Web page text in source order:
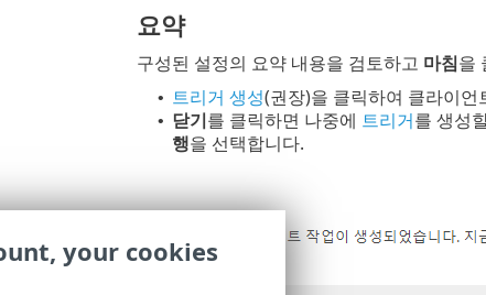
요약
구성된 설정의 요약 내용을 검토하고 마침을
• 트리거 생성(권장)을 클릭하여 클라이
• 닫기를 클릭하면 나중에 트리거를 생성
행을 선택합니다.
your cookies